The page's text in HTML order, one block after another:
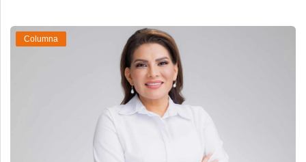
Columna